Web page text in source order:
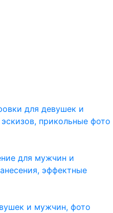
для девушек и
прикольные фото
для мужчин и
эффектные
и мужчин, фото